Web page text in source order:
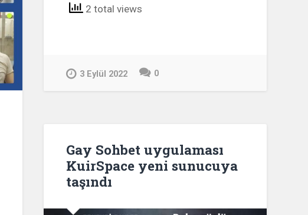
2 total views
3 Eylül 2022 0
Gay Sohbet uygulaması
KuirSpace yeni sunucuya
taşındı